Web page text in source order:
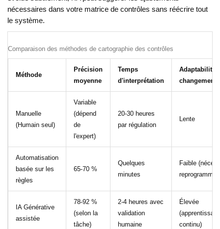
nécessaires dans votre matrice de contrôles sans réécrire tout
le système.
Comparaison des méthodes de cartographie des contrôles
Méthode
Précision
moyenne
Temps
d'interprétation
Adaptabilité
changement
Manuelle
(Humain seul)
Variable
(dépend
de
l'expert)
20-30 heures
par régulation
Lente
Automatisation
basée sur les
règles
65-70 %
Quelques
minutes
Faible
IA Générative
assistée
78-92 %
(selon la
tâche)
2-4 heures avec
validation
humaine
Élevée
continu)